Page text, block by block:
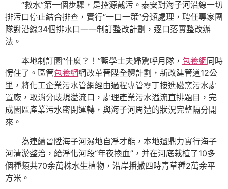
“救水”第一個步驟，是控源截污。泰安對海子河沿線一切
排污口停止結合排查，實行“一口一策”分類處理，聘任專家團
隊對沿線34個排水口一一制訂整改計劃，逐口落實整改辦
法。
本地制訂園“什麼？！”藍學士夫婦驚呼月隊， 包養網同時
愣住了。區管包養網網改革晉陞全體計劃，新改建管道12公
里，將化工企業污水管網經由過程專管零丁接進磁窯污水處
置廠，取消分歧規溢流口，處理產業污水溢流直排題目，完
成園區產業污水密閉運轉，與海子河周遭的狀況完整隔分開
來。
為連續晉陞海子河濕地自凈才能，本地還鼎力實行海子
河清淤整治，給淨化河段“年夜換血”，并在河底栽植了10多
個種類共70余萬株水生植物，沿岸播撒四時青草種2萬余平
方米。